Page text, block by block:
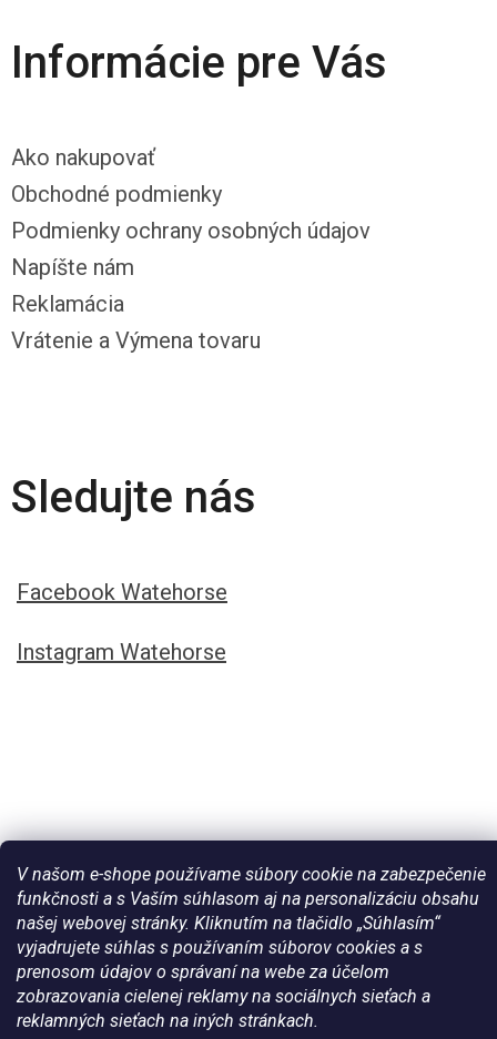
V našom e-shope používame súbory cookie na zabezpečenie
funkčnosti a s Vaším súhlasom aj na personalizáciu obsahu
našej webovej stránky. Kliknutím na tlačidlo „Súhlasím“
vyjadrujete súhlas s používaním súborov cookies a s
prenosom údajov o správaní na webe za účelom
zobrazovania cielenej reklamy na sociálnych sieťach a
reklamných sieťach na iných stránkach.
Informácie pre Vás
Ako nakupovať
Obchodné podmienky
Podmienky ochrany osobných údajov
Napíšte nám
Reklamácia
Vrátenie a Výmena tovaru
Sledujte nás
Facebook Watehorse
Instagram Watehorse
Vytvoril Shoptet
Copyright 2026 Všetko pre vaše kone - WateHorse.sk . Všetky
práva vyhradené.